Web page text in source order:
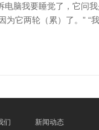
脑我要睡觉了，它问
为它两轮（累）了。” “
们 新闻动态